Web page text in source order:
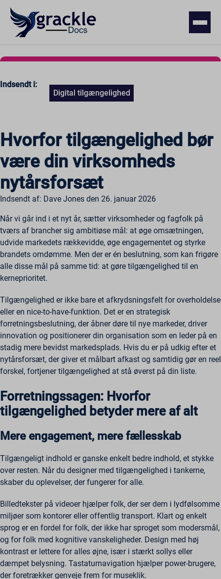
Indsendt i:
Digital tilgængelighed
Hvorfor tilgængelighed bør
være din virksomheds
nytårsforsæt
Indsendt af: Dave Jones den 26. januar 2026
Når vi går ind i et nyt år, sætter virksomheder og fagfolk på
tværs af brancher sig ambitiøse mål: at øge omsætningen,
udvide markedets rækkevidde, øge engagementet og styrke
brandets omdømme. Men der er én beslutning, som kan frigøre
alle disse mål på samme tid: at gøre tilgængelighed til en
kerneprioritet.
Tilgængelighed er ikke bare et afkrydsningsfelt for overholdelse
eller en nice-to-have-funktion. Det er en strategisk
forretningsbeslutning, der åbner døre til nye markeder, driver
innovation og positionerer din organisation som en leder på en
stadig mere bevidst markedsplads. Hvis du er på udkig efter et
nytårsforsæt, der giver et målbart afkast og samtidig gør en reel
forskel, fortjener tilgængelighed at stå øverst på din liste.
Forretningssagen: Hvorfor
tilgængelighed betyder mere af alt
Mere engagement, mere fællesskab
Tilgængeligt indhold er ganske enkelt bedre indhold, et stykke
over resten. Når du designer med tilgængelighed i tankerne,
skaber du oplevelser, der fungerer for alle.
Billedtekster på videoer hjælper folk, der ser dem i lydfølsomme
miljøer som kontorer eller offentlig transport. Klart og enkelt
sprog er en fordel for folk, der ikke har sproget som modersmål,
og for folk med kognitive vanskeligheder. Design med høj
kontrast er lettere for alles øjne, især i stærkt sollys eller
dæmpet belysning. Tastaturnavigation hjælper power-brugere,
der foretrækker genveje frem for museklik.